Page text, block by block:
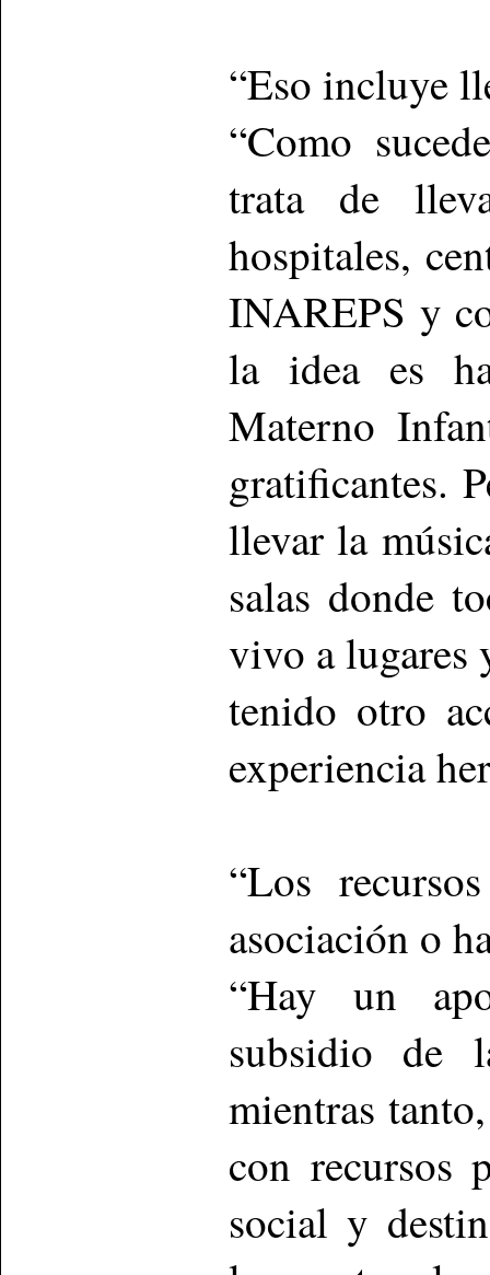
“Eso incluye
“Como
trata de
hospitales,
INAREPS y
la idea es
Materno
gratificantes.
llevar la
salas donde
vivo a lugares
tenido otro
experiencia
“Los
asociación o
“Hay un
subsidio de
mientras
con recursos
social y